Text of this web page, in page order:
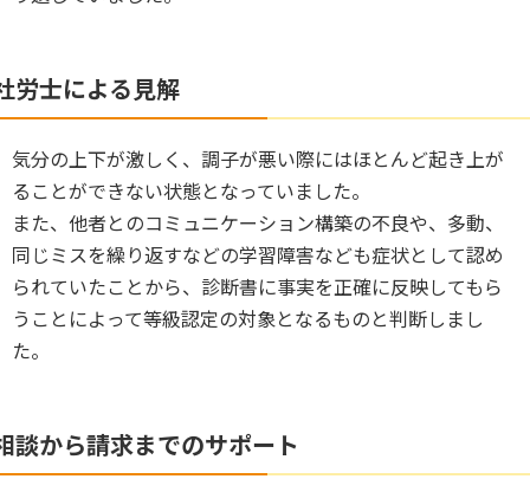
労士による見解
気分の上下が激しく、調子が悪い際にはほとんど起き上が
ることができない状態となっていました。
また、他者とのコミュニケーション構築の不良や、多動、
同じミスを繰り返すなどの学習障害なども症状として認め
られていたことから、診断書に事実を正確に反映してもら
うことによって等級認定の対象となるものと判断しまし
た。
談から請求までのサポート